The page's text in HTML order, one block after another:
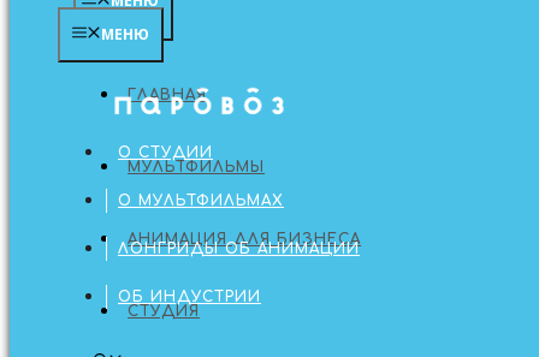
ГЛАВНАЯ
МУЛЬТФИЛЬМЫ
АНИМАЦИЯ ДЛЯ БИЗНЕСА
СТУДИЯ
МЕНЮ
ГЛАВНАЯ
О СТУДИИ
О МУЛЬТФИЛЬМАХ
ЛОНГРИДЫ ОБ АНИМАЦИИ
ОБ ИНДУСТРИИ